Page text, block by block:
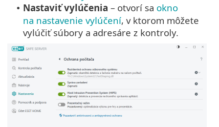
• Nastaviť vylúčenia – otvorí sa okno
na nastavenie vylúčení, v ktorom môžete
vylúčiť súbory a adresáre z kontroly.